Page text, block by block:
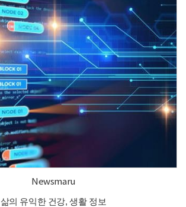
Newsmaru
삶의 유익한 건강, 생활 정보